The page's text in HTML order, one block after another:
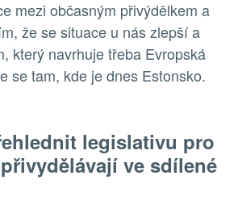
mezi občasným přivýdělkem a
že se situace u nás zlepší a
který navrhuje třeba Evropská
se tam, kde je dnes Estonsko.
legislativu pro
ve sdílené